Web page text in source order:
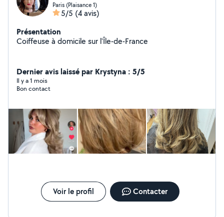
Paris (Plaisance 1)
5/5 (4 avis)
Présentation
Coiffeuse à domicile sur l'Île-de-France
Dernier avis laissé par Krystyna : 5/5
Il y a 1 mois
Bon contact
Voir le profil Contacter